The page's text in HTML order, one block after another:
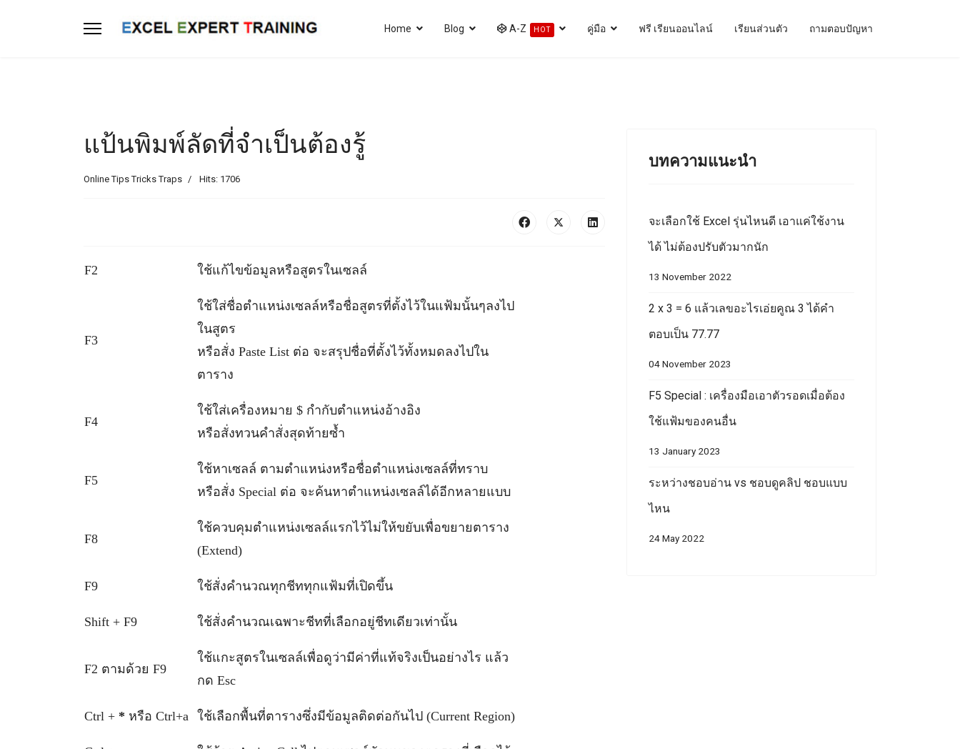
Home Blog A-Z HOT คู่มือ ฟรี เรียนออนไลน์ เรียนส่วนตัว ถามตอบปัญหา
แป้นพิมพ์ลัดที่จำเป็นต้องรู้
Online Tips Tricks Traps Hits: 1706
F2 ใช้แก้ไขข้อมูลหรือสูตรในเซลล์
F3
ใช้ใส่ชื่อตำแหน่งเซลล์หรือชื่อสูตรที่ตั้งไว้ในแฟ้มนั้นๆลงไป
ในสูตร
หรือสั่ง Paste List ต่อ จะสรุปชื่อที่ตั้งไว้ทั้งหมดลงไปใน
ตาราง
F4
ใช้ใส่เครื่องหมาย $ กำกับตำแหน่งอ้างอิง
หรือสั่งทวนคำสั่งสุดท้ายซ้ำ
F5
ใช้หาเซลล์ ตามตำแหน่งหรือชื่อตำแหน่งเซลล์ที่ทราบ
หรือสั่ง Special ต่อ จะค้นหาตำแหน่งเซลล์ได้อีกหลายแบบ
F8
ใช้ควบคุมตำแหน่งเซลล์แรกไว้ไม่ให้ขยับเพื่อขยายตาราง
(Extend)
F9 ใช้สั่งคำนวณทุกชีททุกแฟ้มที่เปิดขึ้น
Shift + F9 ใช้สั่งคำนวณเฉพาะชีทที่เลือกอยู่ชีทเดียวเท่านั้น
F2 ตามด้วย F9
ใช้แกะสูตรในเซลล์เพื่อดูว่ามีค่าที่แท้จริงเป็นอย่างไร แล้ว
กด Esc
Ctrl + * หรือ Ctrl+a ใช้เลือกพื้นที่ตารางซึ่งมีข้อมูลติดต่อกันไป (Current Region)
บทความแนะนำ
จะเลือกใช้ Excel รุ่นไหนดี เอาแค่ใช้งาน
ได้ ไม่ต้องปรับตัวมากนัก
13 November 2022
2 x 3 = 6 แล้วเลขอะไรเอ่ยคูณ 3 ได้คำ
ตอบเป็น 77.77
04 November 2023
F5 Special : เครื่องมือเอาตัวรอดเมื่อต้อง
ใช้แฟ้มของคนอื่น
13 January 2023
ระหว่างชอบอ่าน vs ชอบดูคลิป ชอบแบบ
ไหน
24 May 2022